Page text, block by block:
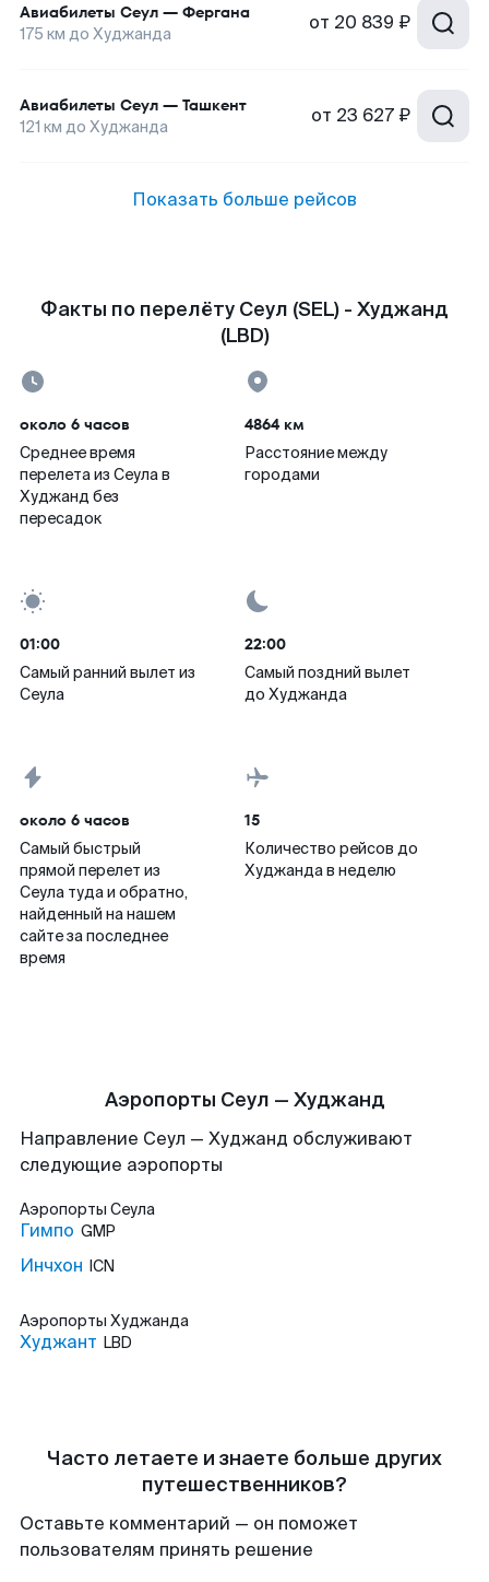
Авиабилеты Сеул — Фергана
175 км до Худжанда от 20 839 ₽
Авиабилеты Сеул — Ташкент
121 км до Худжанда от 23 627 ₽
Показать больше рейсов
Факты по перелёту Сеул (SEL) - Худжанд
(LBD)
около 6 часов
Среднее время
перелета из Сеула в
Худжанд без
пересадок
4864 км
Расстояние между
городами
01:00
Самый ранний вылет из
Сеула
22:00
Самый поздний вылет
до Худжанда
около 6 часов
Самый быстрый
прямой перелет из
Сеула туда и обратно,
найденный на нашем
сайте за последнее
время
15
Количество рейсов до
Худжанда в неделю
Аэропорты Сеул — Худжанд
Направление Сеул — Худжанд обслуживают
следующие аэропорты
Аэропорты Сеула
Гимпо GMP
Инчхон ICN
Аэропорты Худжанда
Худжант LBD
Часто летаете и знаете больше других
путешественников?
Оставьте комментарий — он поможет
пользователям принять решение